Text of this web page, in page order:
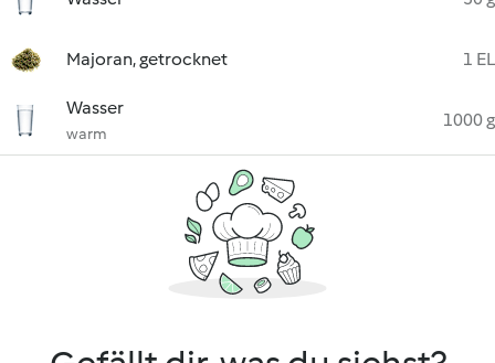
Majoran, getrocknet 1 EL
Wasser
warm
1000 g